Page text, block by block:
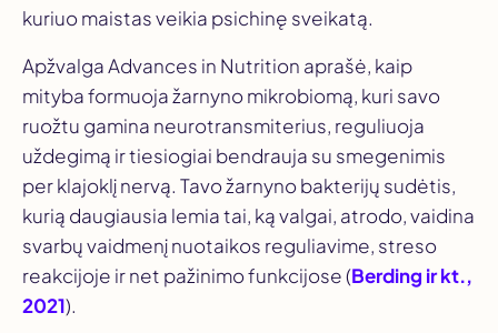
kuriuo maistas veikia psichinę sveikatą.
ApžvalgaAdvances in Nutrition aprašė, kaip
mityba formuoja žarnyno mikrobiomą, kuri savo
ruožtu gamina neurotransmiterius, reguliuoja
uždegimą ir tiesiogiai bendrauja su smegenimis
per klajoklį nervą. Tavo žarnyno bakterijų sudėtis,
kurią daugiausia lemia tai, ką valgai, atrodo, vaidina
svarbų vaidmenį nuotaikos reguliavime, streso
reakcijoje ir net pažinimo funkcijose (Berding ir kt.,
2021).